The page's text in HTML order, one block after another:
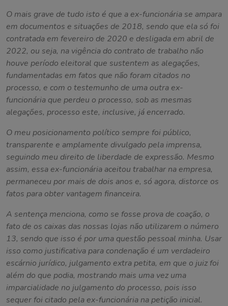
O mais grave de tudo isto é que a ex-funcionária se ampara
em documentos e situações de 2018, sendo que ela só foi
contratada em fevereiro de 2020 e desligada em abril de
2022, ou seja, na vigência do contrato de trabalho não
houve período eleitoral que sustentem as alegações,
fundamentadas em fatos que não foram citados no
processo, e com o testemunho de uma outra ex-
funcionária que perdeu o processo, sob as mesmas
alegações, processo este, inclusive, já encerrado.
O meu posicionamento político sempre foi público,
transparente e amplamente divulgado pela imprensa,
seguindo meu direito de liberdade de expressão. Mesmo
assim, essa ex-funcionária aceitou trabalhar na empresa,
permaneceu por mais de dois anos e, só agora, distorce os
fatos para obter vantagem financeira.
A sentença menciona, como se fosse prova de coação, o
fato de os caixas das nossas lojas não utilizarem o número
13, sendo que isso é por uma questão pessoal minha. Usar
isso como justificativa para condenação é um verdadeiro
escárnio jurídico, julgamento extra petita, em que o juiz foi
além do que podia, mostrando mais uma vez uma
imparcialidade no julgamento do processo, pois isso
sequer foi citado pela ex-funcionária na petição inicial.